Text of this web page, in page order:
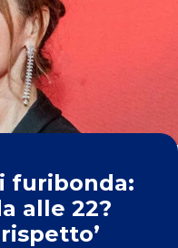
furibonda:
alle 22?